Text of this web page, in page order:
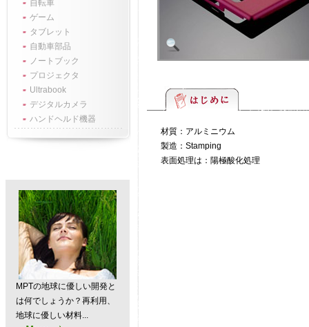
自転車
ゲーム
タブレット
自動車部品
ノートブック
プロジェクタ
Ultrabook
デジタルカメラ
ハンドヘルド機器
MPTの地球に優しい開発と
は何でしょうか？再利用、
地球に優しい材料...
材質：アルミニウム
製造：Stamping
表面処理は：陽極酸化処理